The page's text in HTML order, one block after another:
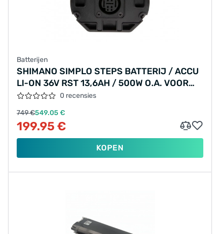
Batterijen
SHIMANO SIMPLO STEPS BATTERIJ / ACCU
LI-ON 36V RST 13,6AH / 500W O.A. VOOR
YAMAHA/KOGA
0 recensies
749 €549.05 €
199.95 €
KOPEN